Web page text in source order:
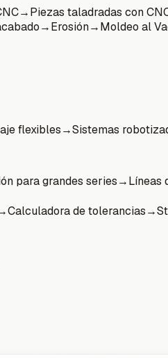
→Piezas taladradas con
→Erosión→Moldeo al
flexibles→Sistemas
para grandes series→Líneas
Calculadora de tolerancias→